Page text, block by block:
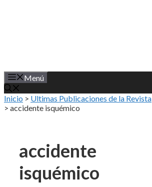
Menú
Inicio > Ultimas Publicaciones de la Revista
> accidente isquémico
accidente
isquémico